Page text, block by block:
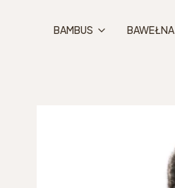
BAMBUS BAWEŁNA